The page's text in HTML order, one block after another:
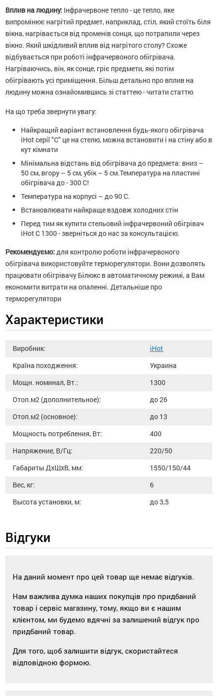
Вплив на людину: Інфрачервоне тепло - це тепло, яке
випромінює нагрітий предмет, наприклад, стіл, який стоїть біля
вікна, нагрівається від променів сонця, що потрапили через
вікно. Який шкідливий вплив від нагрітого столу? Схоже
відбувається при роботі інфрачервоного обігрівача.
Нагріваючись, він, як сонце, гріє предмети, які потім
обігрівають усі приміщення. Більш детально про вплив на
людину можна ознайомившись зі статтею - читати статтю
На що треба звернути увагу:
Найкращий варіант встановлення будь-якого обігрівача
iHot серії "C" це на стелю, можна встановити і на стіну або в
кут кімнати
Мінімальна відстань від обігрівача до предмета: вниз –
50 см, вгору – 5 см, убік – 5 см.Температура на пластині
обігрівача до - 300 С!
Температура на корпусі – до 90 С.
Встановлювати найкраще вздовж холодних стін
Перед тим як купити стельовий інфрачервоний обігрівач
iHot С 1300 - зверніться до нас за консультацією.
Рекомендуємо: для контролю роботи інфрачервоного
обігрівача використовуйте терморегулятори. Вони дозволять
працювати обігрівачу Білюкс в автоматичному режимі, а Вам
економити витрати на опаленні. Детальніше про
терморегулятори
Характеристики
Виробник:
iHot
Країна походження:
Украина
Мощн. номинал, Вт.:
1300
Отоп.м2 (дополнительное):
до 26
Отоп.м2 (основное):
до 13
Мощность потребления, Вт:
400
Напряжение, В/Гц:
220/50
Габариты ДхШхВ, мм:
1550/150/44
Вес, кг:
6
Высота установки, м:
до 3,5
Відгуки
На даний момент про цей товар ще немає відгуків.
Нам важлива думка наших покупців про придбаний
товар і сервіс магазину, тому, якщо ви є нашим
клієнтом, ми будемо вдячні за залишений відгук про
придбаний товар.
Для того, щоб залишити відгук, скористайтеся
відповідною формою.